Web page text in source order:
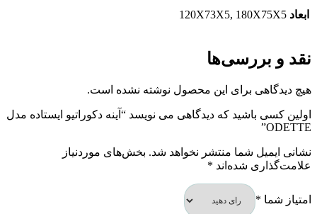
ابعاد 120X73X5, 180X75X5
نقد و بررسی‌ها
هیچ دیدگاهی برای این محصول نوشته نشده است.
اولین کسی باشید که دیدگاهی می نویسد “آینه دکوراتیو ایستاده مدل
ODETTE”
نشانی ایمیل شما منتشر نخواهد شد. بخش‌های موردنیاز
علامت‌گذاری شده‌اند *
امتیاز شما *